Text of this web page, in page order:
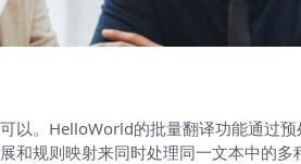
可以。HelloWorld的批量翻译功能通过
展和规则映射来同时处理同一文本中的